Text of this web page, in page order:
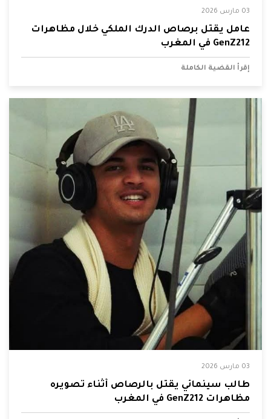
03 مارس 2026
عامل يقتل برصاص الدرك الملكي خلال مظاهرات
GenZ212 في المغرب
إقرأ القضية الكاملة
03 مارس 2026
طالب سينمائي يقتل بالرصاص أثناء تصويره
مظاهرات GenZ212 في المغرب